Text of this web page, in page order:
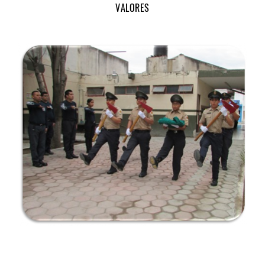
VALORES